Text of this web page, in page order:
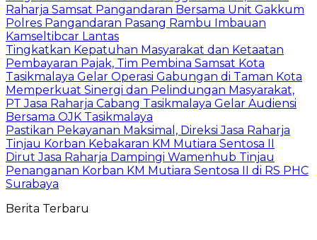
Raharja Samsat Pangandaran Bersama Unit Gakkum
Polres Pangandaran Pasang Rambu Imbauan
Kamseltibcar Lantas
Tingkatkan Kepatuhan Masyarakat dan Ketaatan
Pembayaran Pajak, Tim Pembina Samsat Kota
Tasikmalaya Gelar Operasi Gabungan di Taman Kota
Memperkuat Sinergi dan Pelindungan Masyarakat,
PT Jasa Raharja Cabang Tasikmalaya Gelar Audiensi
Bersama OJK Tasikmalaya
Pastikan Pekayanan Maksimal, Direksi Jasa Raharja
Tinjau Korban Kebakaran KM Mutiara Sentosa II
Dirut Jasa Raharja Dampingi Wamenhub Tinjau
Penanganan Korban KM Mutiara Sentosa II di RS PHC
Surabaya
Berita Terbaru